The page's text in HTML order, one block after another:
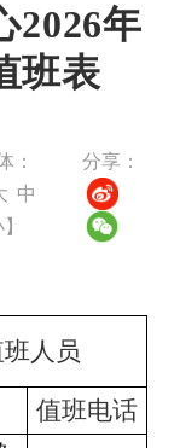
2026年
班表
：
中
】
分享：
人员
值班电话